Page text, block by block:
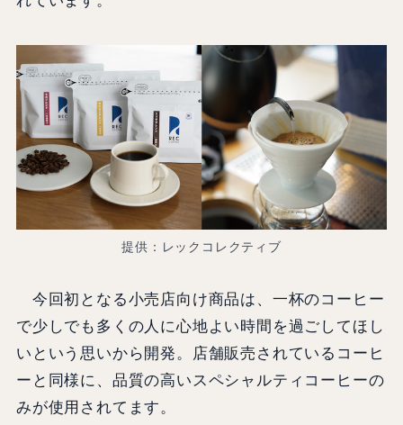
提供：レックコレクティブ
今回初となる小売店向け商品は、一杯のコーヒー
で少しでも多くの人に心地よい時間を過ごしてほし
いという思いから開発。店舗販売されているコーヒ
ーと同様に、品質の高いスペシャルティコーヒーの
みが使用されてます。